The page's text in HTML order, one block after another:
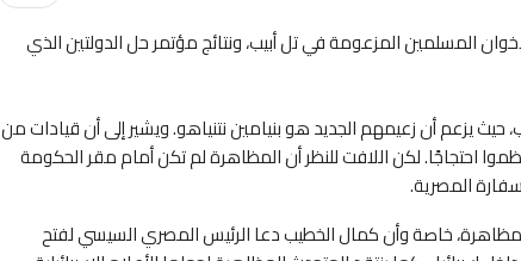
المسلمين المزعومة في تل أبيب، ونتائج مؤتمر حل الدولتين الذي
يزعم أن زعيمهم الجديد هو بنيامين نتنياهو. ويشير إلى أن قيادات من
احتجاجًا. لكن اللافت للنظر أن المظاهرة لم تكن أمام مقر الحكومة
المصرية.
خاصة وأن كمال الخطيب دعا الرئيس المصري السيسي لفتح